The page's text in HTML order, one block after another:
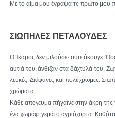
Με το αίμα μου έγραψα το πρώτο μου
ΣΙΩΠΗΛΕΣ ΠΕΤΑΛΟΥΔΕΣ
Ο Ίκαρος δεν μιλούσε· ούτε άκουγε.
αυτιά του, άνθιζαν στα δάχτυλά του.
λευκές. Διάφανες και πολύχρωμες.
χρώματα.
Κάθε απόγευμα πήγαινε στην άκρη της
ένα χωράφι γεμάτο αγριόχορτα.